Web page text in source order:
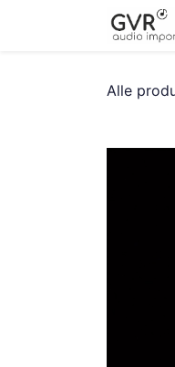
Alle